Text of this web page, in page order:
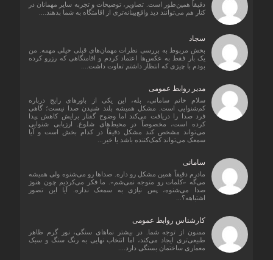
دقیقاً همین‌طور است. تصاویر، توضیحات و تجربه سایر مهمانان در
کنار هم می‌توانند دید واقع‌بینانه‌تری از اقامتگاه به شما بدهند....
سجاد
بخش مربوط به بررسی نظرات مهمان‌های قبلی خیلی مهمه. من
یک بار فقط به عکس‌ها اعتماد کردم و اقامتگاهی که رزرو کرده
بودم با چیزی که انتظار داشتم تفاوت داشت....
مدیر روابط عمومی
سلام خانم سامانی، بله، این یکی از باورهای رایج درباره
کم‌شنوایی است. مشکل همیشه بلند شنیدن صدا نیست؛ گاهی
فرد صدا را دریافت می‌کند اما وضوح گفتار برایش کاهش پیدا
کرده است، مخصوصاً در محیط‌های شلوغ. ارزیابی شنوایی
می‌تواند مشخص کند مشکل دقیقاً در کدام بخش است و آیا
سمعک می‌تواند کمک‌کننده باشد یا خیر...
سامانی
مادرم دقیقاً همین مشکل رو داره. صداها رو می‌شنوه ولی همیشه
می‌گه «کلمات رو متوجه نمی‌شم». ما فکر می‌کردیم چون هنوز
صدا می‌شنوه، پس نیازی به سمعک نداره. آیا این تصور
اشتباهه؟...
کارشناس روابط عمومی
ممنون از توجه شما. در بیشتر نماهای سنگی، نور گرم ظاهر
طبیعی‌تری ایجاد می‌کند، اما انتخاب نهایی به رنگ سنگ و سبک
معماری ساختمان بستگی دارد....